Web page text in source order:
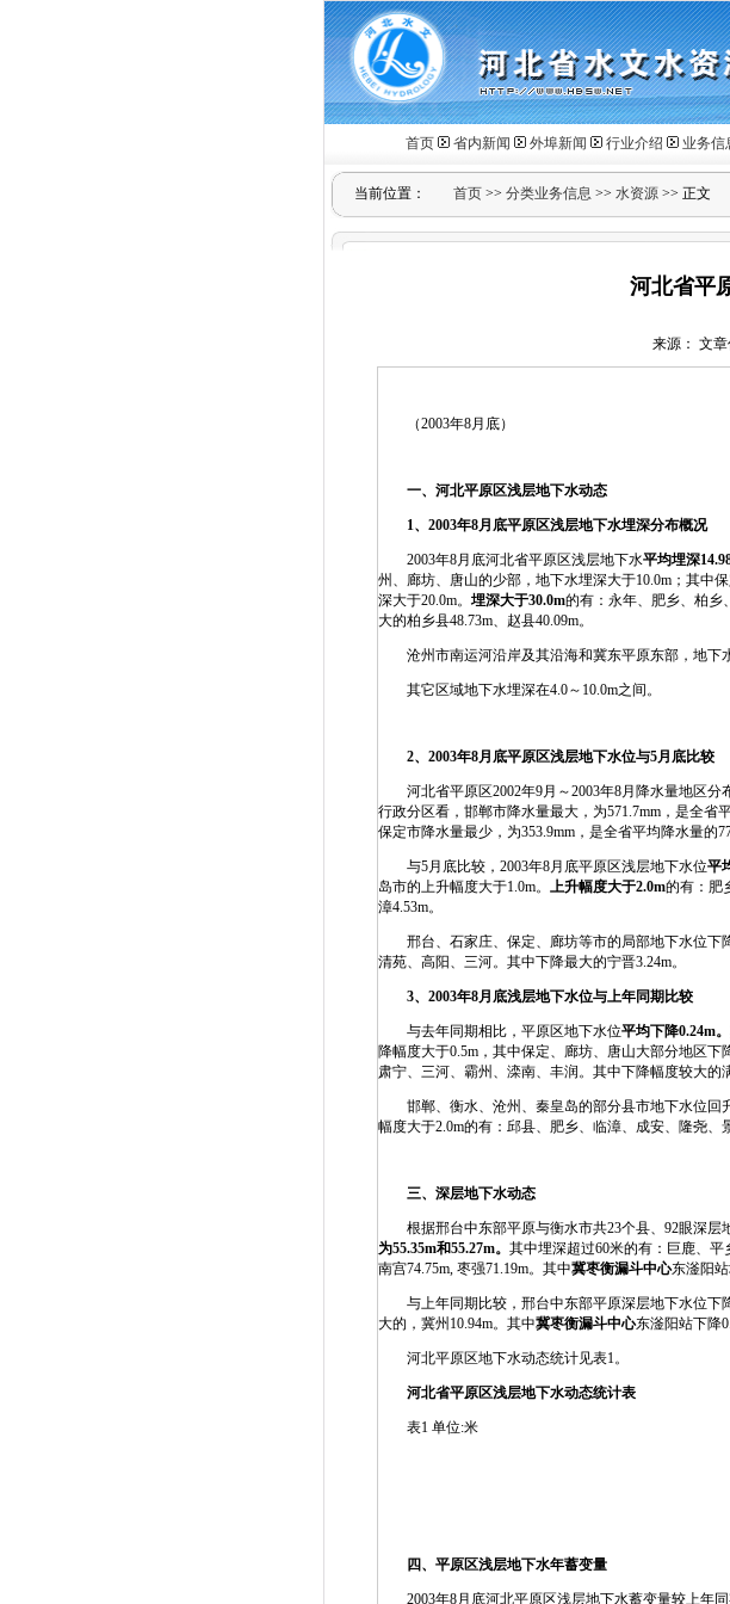
首页 省内新闻 外埠新闻 行业介绍 业务信
当前位置： 首页 >> 分类业务信息 >> 水资源 >> 正文
河北省平
来源： 文章
（2003年8月底）
一、河北平原区浅层地下水动态
1、 2003年8月底平原区浅层地下水埋深分布概况
2003年8月底河北省平原区浅层地下水平均埋深
州、廊坊、唐山的少部，地下水埋深大于10.0m；其中
深大于20.0m。 埋深大于30.0m的有：永年、肥乡、柏乡
大的柏乡县48.73m、赵县40.09m。
沧州市南运河沿岸及其沿海和冀东平原东部，地下水
其它区域地下水埋深在4.0～10.0m之间。
2、 2003年8月底平原区浅层地下水位与5月底比较
河北省平原区2002年9月～2003年8月降水量地区分
行政分区看，邯郸市降水量最大，为571.7mm，是全省
保定市降水量最少，为353.9mm，是全省平均降水量的
与5月底比较，2003年8月底平原区浅层地下水位平
岛市的上升幅度大于1.0m。 上升幅度大于2.0m的有：肥
漳4.53m。
邢台、石家庄、保定、廊坊等市的局部地下水位下
清苑、高阳、三河。其中下降最大的宁晋3.24m。
3、 2003年8月底浅层地下水位与上年同期比较
与去年同期相比，平原区地下水位平均下降0.24m。
降幅度大于0.5m，其中保定、廊坊、唐山大部分地区下
肃宁、三河、霸州、滦南、丰润。其中下降幅度较大的
邯郸、衡水、沧州、秦皇岛的部分县市地下水位回
幅度大于2.0m的有：邱县、肥乡、临漳、成安、隆尧、
三、深层地下水动态
根据邢台中东部平原与衡水市共23个县、92眼深层
为55.35m和55.27m。 其中埋深超过60米的有：巨鹿、
南宫74.75m, 枣强71.19m。其中冀枣衡漏斗中心东滏阳站
与上年同期比较，邢台中东部平原深层地下水位下降
大的，冀州10.94m。其中冀枣衡漏斗中心东滏阳站下降
河北平原区地下水动态统计见表1。
河北省平原区浅层地下水动态统计表
表1 单位:米
四、平原区浅层地下水年蓄变量
2003年8月底河北平原区浅层地下水蓄变量较上年同